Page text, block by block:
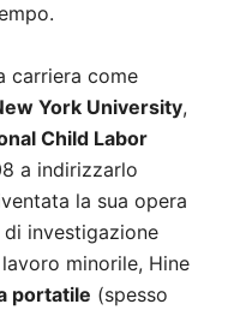
carriera come
York University,
Child Labor
a indirizzarlo
la sua opera
investigazione
minorile, Hine
portatile (spesso